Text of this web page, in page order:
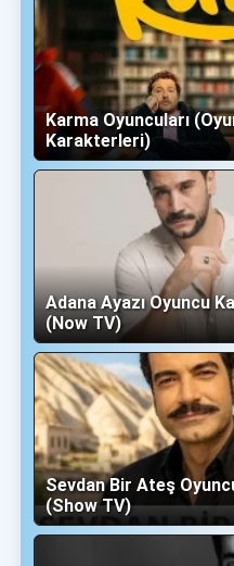
Karma Oyuncuları
Karakterleri)
Adana Ayazı Oyuncu
(Now TV)
Sevdan Bir Ateş
(Show TV)